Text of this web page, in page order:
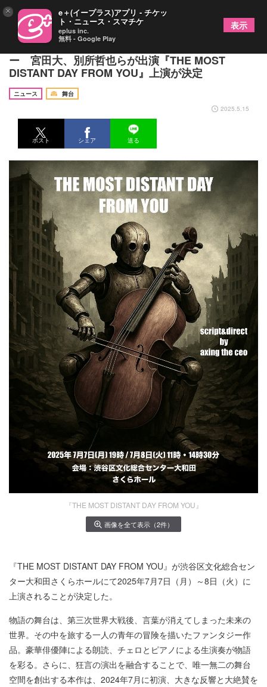
朗読とチェロ、狂言と共に織りなす冒険ファンタジ
ー 宮田大、別所哲也らが出演『THE MOST
DISTANT DAY FROM YOU』上演が決定
ニュース
舞台
2025.5.15
ポスト シェア 送る
『THE MOST DISTANT DAY FROM YOU』
画像を全て表示（2件）
『THE MOST DISTANT DAY FROM YOU』が渋谷区文化総合セン
ター大和田さくらホールにて2025年7月7日（月）～8日（火）に
上演されることが決定した。
物語の舞台は、第三次世界大戦後、言葉が消えてしまった未来の
世界。その中を旅する一人の青年の冒険を描いたファンタジー作
品。豪華俳優陣による朗読、チェロとピアノによる生演奏が物語
を彩る。さらに、狂言の演出を融合することで、唯一無二の舞台
空間を創出する本作は、2024年7月に初演、大きな反響と大絶賛を
× e＋(イープラス)アプリ - チケッ
ト・ニュース・スマチケ
eplus inc.
無料 - Google Play
表示